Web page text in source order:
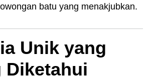
batu yang menakjubkan.
Unik yang
Diketahui